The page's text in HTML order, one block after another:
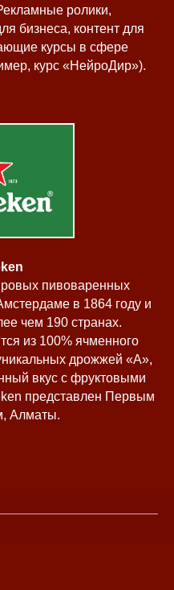
ролики,
бизнеса, контент для
курсы в сфере
курс «НейроДир»).
пивоваренных
в 1864 году и
чем 190 странах.
из 100% ячменного
дрожжей «A»,
вкус с фруктовыми
представлен Первым
Алматы.